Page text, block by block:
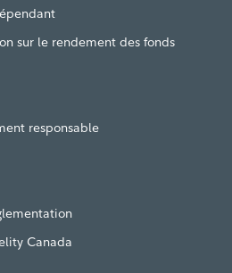
sur le rendement des fonds
responsable
Canada